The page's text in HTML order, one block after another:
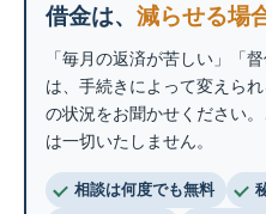
借金は、 減らせる場
「毎月の返済が苦しい」「
は、手続きによって変えら
の状況をお聞かせください
は一切いたしません。
相談は何度でも無料